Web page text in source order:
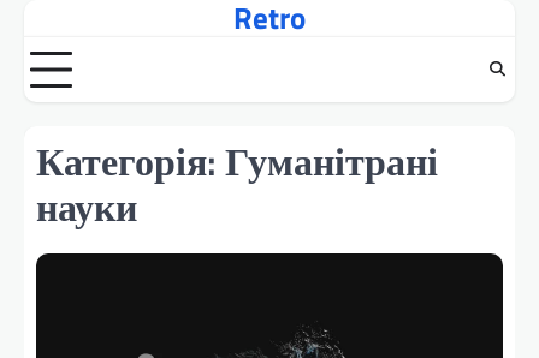
вмісту
Retro
Категорія:Гуманітрані
науки